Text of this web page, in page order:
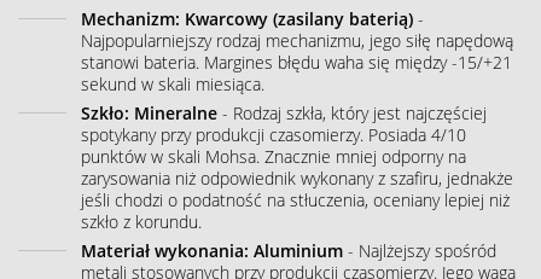
Mechanizm: Kwarcowy (zasilany baterią) -
Najpopularniejszy rodzaj mechanizmu, jego siłę napędową
stanowi bateria. Margines błędu waha się między -15/+21
sekund w skali miesiąca.
Szkło: Mineralne - Rodzaj szkła, który jest najczęściej
spotykany przy produkcji czasomierzy. Posiada 4/10
punktów w skali Mohsa. Znacznie mniej odporny na
zarysowania niż odpowiednik wykonany z szafiru, jednakże
jeśli chodzi o podatność na stłuczenia, oceniany lepiej niż
szkło z korundu.
Materiał wykonania: Aluminium - Najlżejszy spośród
metali stosowanych przy produkcji czasomierzy. Jego waga